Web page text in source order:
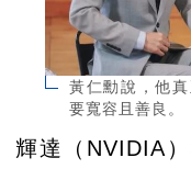
黃仁勳說，他
要寬容且善良。
輝達（NVIDIA